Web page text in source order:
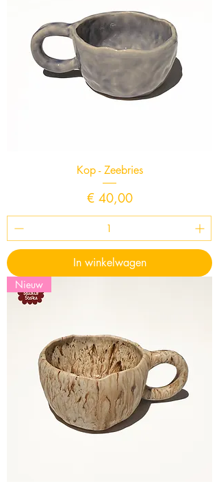
Kop - Zeebries
Prijs
€ 40,00
In winkelwagen
Nieuw